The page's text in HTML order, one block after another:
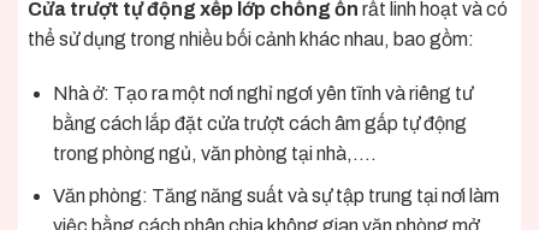
Cửa trượt tự động xếp lớp chống ồn rất linh hoạt và có
thể sử dụng trong nhiều bối cảnh khác nhau, bao gồm:
Nhà ở: Tạo ra một nơi nghỉ ngơi yên tĩnh và riêng tư
bằng cách lắp đặt cửa trượt cách âm gấp tự động
trong phòng ngủ, văn phòng tại nhà,….
Văn phòng: Tăng năng suất và sự tập trung tại nơi làm
việc bằng cách phân chia không gian văn phòng mở